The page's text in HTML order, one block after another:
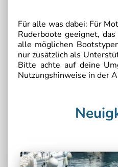
Für alle was dabei: Für
Ruderboote geeignet,
alle möglichen
nur zusätzlich als
Bitte achte auf deine
Nutzungshinweise in der